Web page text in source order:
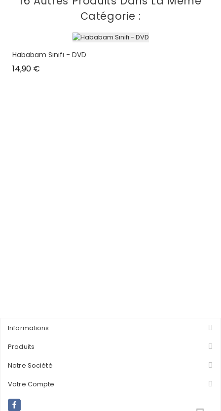
Catégorie :
Hababam Sınıfı - DVD
14,90 €
Informations
Produits
Notre Société
Votre Compte